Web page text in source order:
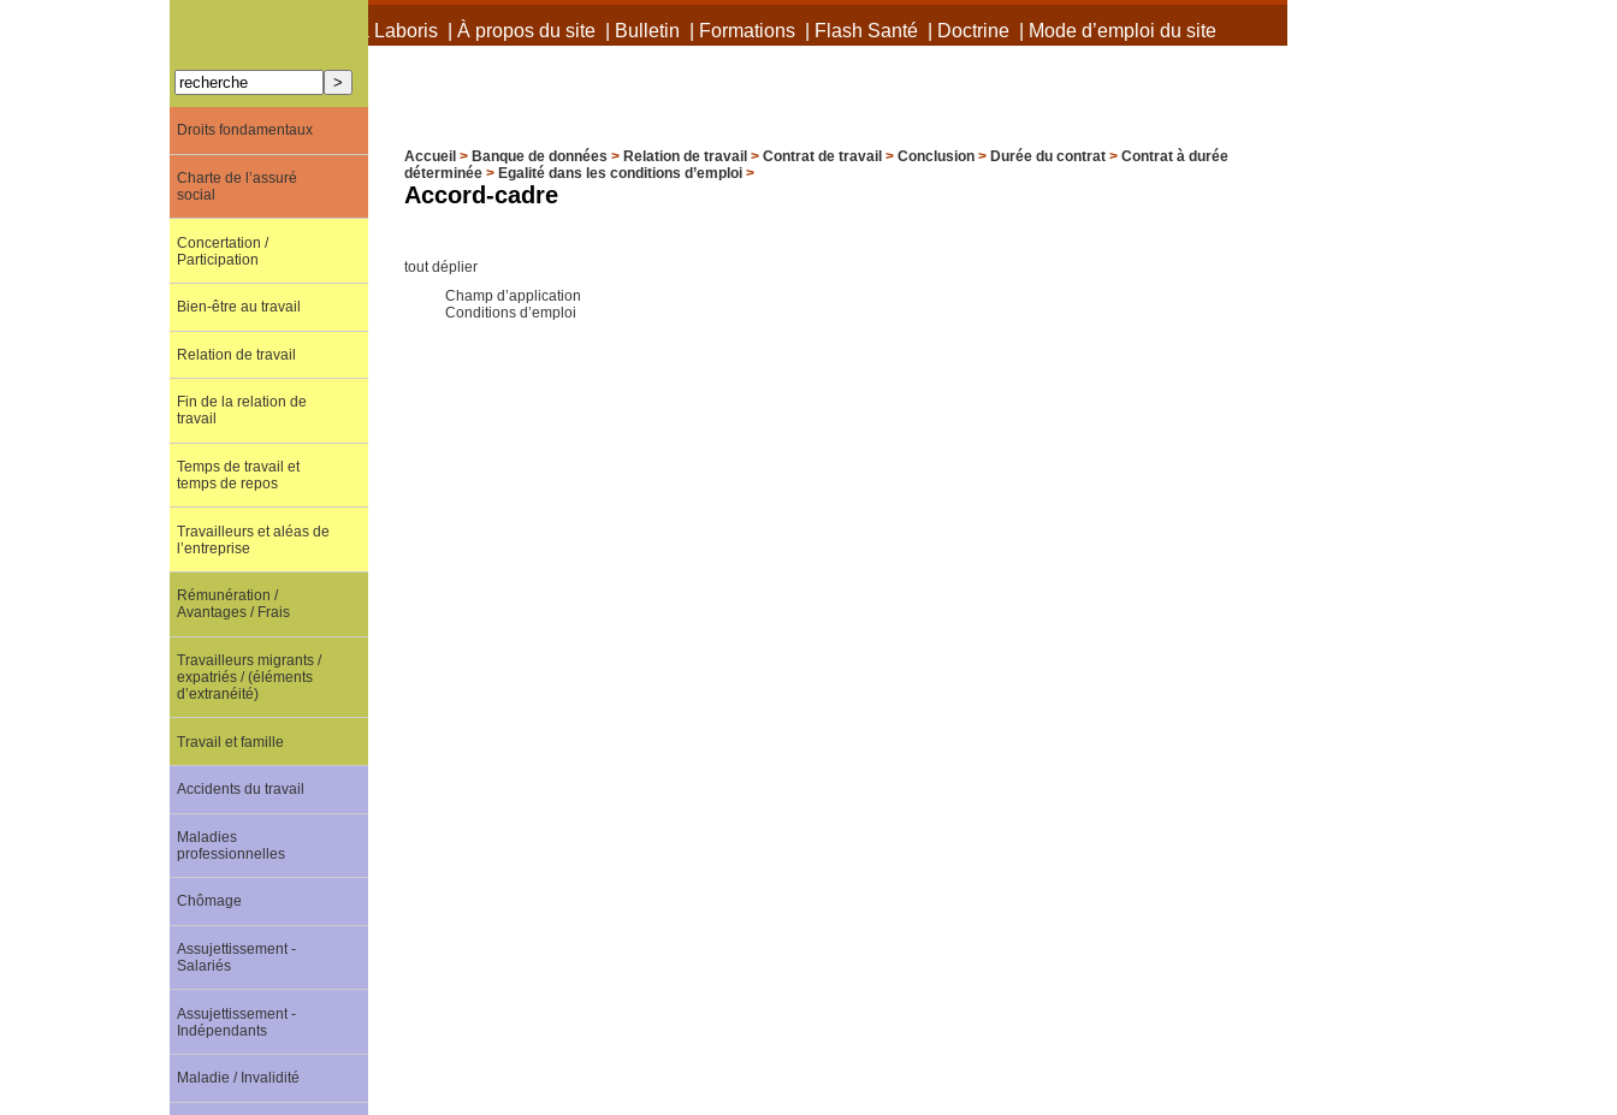
À propos de Terra Laboris| À propos du site| Bulletin Formations| Flash Santé| Doctrine| Mode d’emploi du site
Accueil > Banque de données > Relation de travail > Contrat de travail > Conclusion> Durée du contrat> Contrat à durée
déterminée> Egalité dans les conditions d’emploi>
Accord-cadre
tout déplier
Champ d’application
Conditions d’emploi
Droits fondamentaux
Charte de l’assuré
social
Concertation /
Participation
Bien-être au travail
Relation de travail
Fin de la relation de
travail
Temps de travail et
temps de repos
Travailleurs et aléas de
l’entreprise
Rémunération /
Avantages / Frais
Travailleurs migrants /
expatriés / (éléments
d’extranéité)
Travail et famille
Accidents du travail
Maladies
professionnelles
Chômage
Assujettissement -
Salariés
Assujettissement -
Indépendants
Maladie / Invalidité